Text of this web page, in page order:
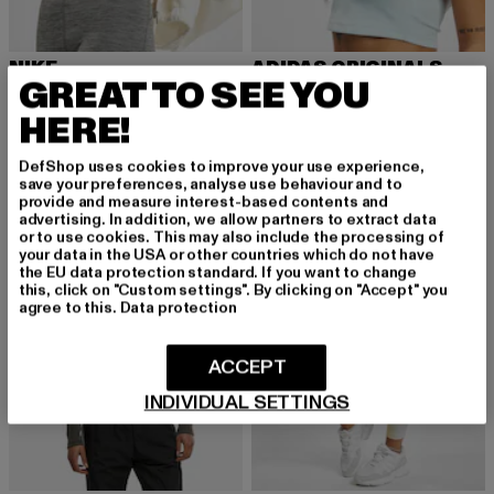
NIKE
Layer
17,04 EUR
Derzeitiger Preis: 17,04 EUR
29,90 EUR Aktionspreis: 29,90 EUR
ADIDAS ORIGINALS
Originals Cropped
17,84 EUR
Derzeitiger Preis: 17,84 EUR
34,99 EUR
-45% -53%
GREAT TO SEE YOU
HERE!
DefShop uses cookies to improve your use experience,
save your preferences, analyse use behaviour and to
provide and measure interest-based contents and
advertising. In addition, we allow partners to extract data
or to use cookies. This may also include the processing of
your data in the USA or other countries which do not have
the EU data protection standard. If you want to change
this, click on "Custom settings". By clicking on "Accept" you
agree to this. Data protection
INDIVIDUAL SETTINGS
ACCEPT